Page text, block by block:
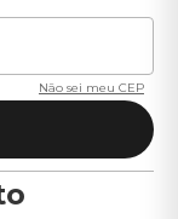
Não sei meu CEP